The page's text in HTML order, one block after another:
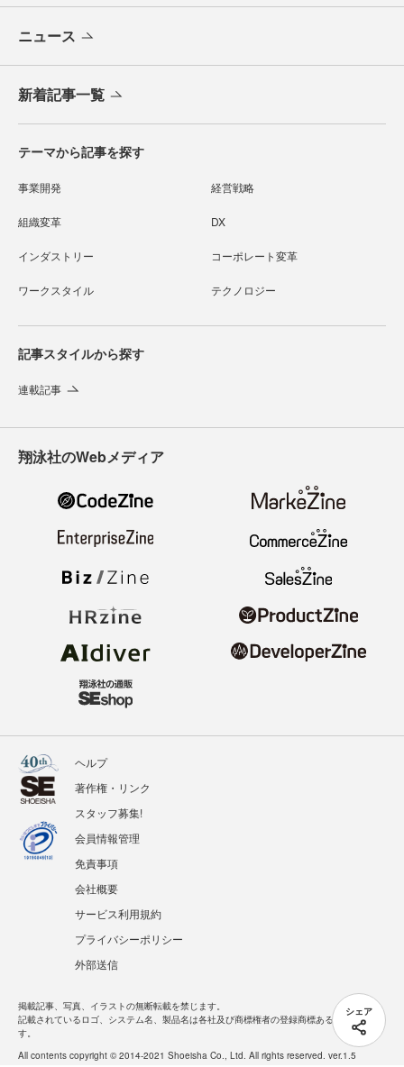
シェア
ニュース
新着記事一覧
テーマから記事を探す
事業開発 経営戦略
組織変革 DX
インダストリー コーポレート変革
ワークスタイル テクノロジー
記事スタイルから探す
連載記事
翔泳社のWebメディア
ヘルプ
著作権・リンク
スタッフ募集!
会員情報管理
免責事項
会社概要
サービス利用規約
プライバシーポリシー
外部送信
掲載記事、写真、イラストの無断転載を禁じます。
記載されているロゴ、システム名、製品名は各社及び商標権者の登録商標あるいは商標で
す。
All contents copyright © 2014-2021 Shoeisha Co., Ltd. All rights reserved. ver.1.5